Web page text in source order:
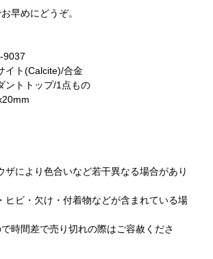
早めにどうぞ。
9037
ト(Calcite)/合金
トトップ/1点もの
により色合いなど若干異なる場合があり
ヒビ・欠け・付着物などが含まれている場
時間差で売り切れの際はご容赦くださ